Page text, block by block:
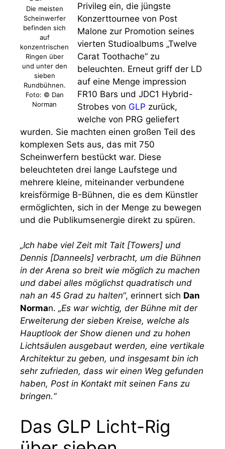
Die meisten
Scheinwerfer
befinden sich
auf
konzentrischen
Ringen über
und unter den
sieben
Rundbühnen.
Foto: © Dan
Norman
Privileg ein, die jüngste
Konzerttournee von Post
Malone zur Promotion seines
vierten Studioalbums „Twelve
Carat Toothache“ zu
beleuchten. Erneut griff der LD
auf eine Menge impression
FR10 Bars und JDC1 Hybrid-
Strobes von GLP zurück,
welche von PRG geliefert
wurden. Sie machten einen großen Teil des
komplexen Sets aus, das mit 750
Scheinwerfern bestückt war. Diese
beleuchteten drei lange Laufstege und
mehrere kleine, miteinander verbundene
kreisförmige B-Bühnen, die es dem Künstler
ermöglichten, sich in der Menge zu bewegen
und die Publikumsenergie direkt zu spüren.
„Ich habe viel Zeit mit Tait [Towers] und
Dennis [Danneels] verbracht, um die Bühnen
in der Arena so breit wie möglich zu machen
und dabei alles möglichst quadratisch und
nah an 45 Grad zu halten“, erinnert sich Dan
Norman. „Es war wichtig, der Bühne mit der
Erweiterung der sieben Kreise, welche als
Hauptlook der Show dienen und zu hohen
Lichtsäulen ausgebaut werden, eine vertikale
Architektur zu geben, und insgesamt bin ich
sehr zufrieden, dass wir einen Weg gefunden
haben, Post in Kontakt mit seinen Fans zu
bringen.“
Das GLP Licht-Rig